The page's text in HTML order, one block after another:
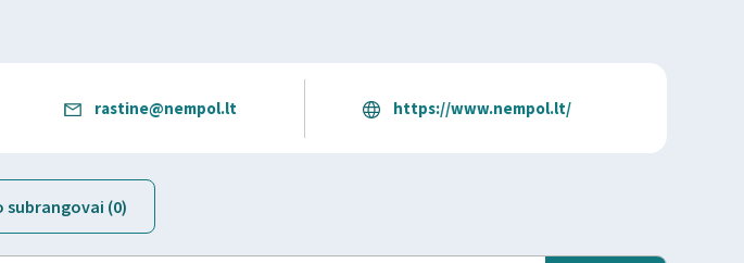
rastine@nempol.lt https://www.nempol.lt/
subrangovai (0)